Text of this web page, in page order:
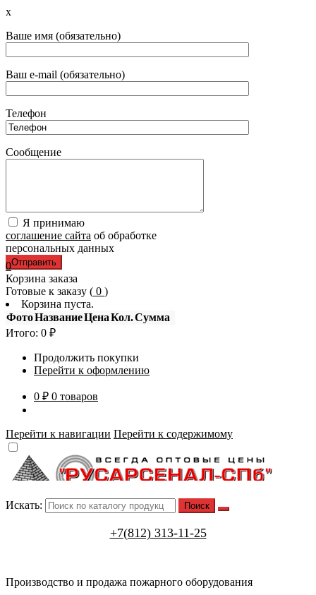
x
Ваше имя (обязательно)
Ваш e-mail (обязательно)
Телефон
Сообщение
Я принимаю
соглашение сайта об обработке
персональных данных
0
Корзина заказа
Готовые к заказу ( 0 )
Корзина пуста.
ФотоНазваниеЦенаКол.Сумма
Итого: 0 ₽
Продолжить покупки
Перейти к оформлению
0 ₽ 0 товаров
Перейти к навигации Перейти к содержимому
Искать:
+7(812) 313-11-25
Производство и продажа пожарного оборудования